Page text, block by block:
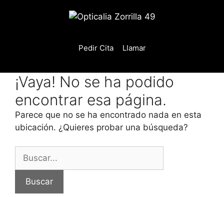
Pedir Cita Llamar
¡Vaya! No se ha podido
encontrar esa página.
Parece que no se ha encontrado nada en esta
ubicación. ¿Quieres probar una búsqueda?
Buscar: